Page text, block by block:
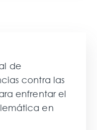
de
contra las
enfrentar el
en